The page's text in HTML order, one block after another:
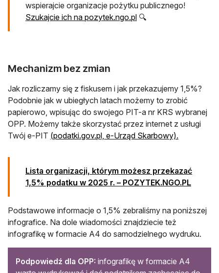
wspierajcie organizacje pożytku publicznego!
Szukajcie ich na pozytek.ngo.pl 🔍
Mechanizm bez zmian
Jak rozliczamy się z fiskusem i jak przekazujemy 1,5%?
Podobnie jak w ubiegłych latach możemy to zrobić
papierowo, wpisując do swojego PIT-a nr KRS wybranej
OPP. Możemy także skorzystać przez internet z usługi
Twój e-PIT (podatki.gov.pl, e-Urząd Skarbowy).
Lista organizacji, którym możesz przekazać
1,5% podatku w 2025 r. – POZYTEK.NGO.PL
Podstawowe informacje o 1,5% zebraliśmy na poniższej
infografice. Na dole wiadomości znajdziecie też
infografikę w formacie A4 do samodzielnego wydruku.
Podpowiedź dla OPP: infografikę w formacie A4